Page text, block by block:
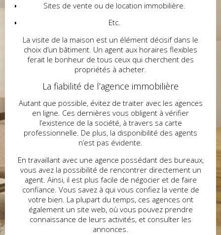
Sites de vente ou de location immobilière.
Etc.
La visite de la maison est un élément décisif dans le
choix d’un bâtiment. Un agent aux horaires flexibles
ferait le bonheur de tous ceux qui cherchent des
propriétés à acheter.
La fiabilité de l’agence immobilière
Autant que possible, évitez de traiter avec les agences
en ligne. Ces dernières vous obligent à vérifier
l’existence de la société, à travers sa carte
professionnelle. De plus, la disponibilité des agents
n’est pas évidente.
En travaillant avec une agence possédant des bureaux,
vous avez la possibilité de rencontrer directement un
agent. Ainsi, il est plus facile de négocier et de faire
confiance. Vous savez à qui vous confiez la vente de
votre bien. La plupart du temps, ces agences ont
également un site web, où vous pouvez prendre
connaissance de leurs activités, et consulter les
annonces.